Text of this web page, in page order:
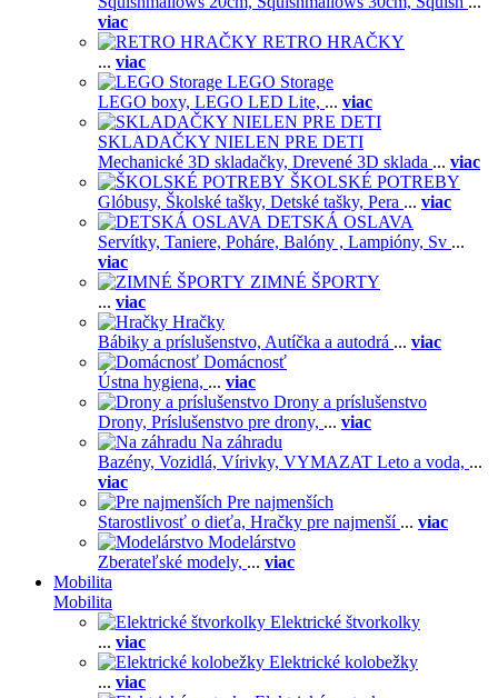
viac
RETRO HRAČKY
... viac
LEGO Storage
LEGO boxy, LEGO LED Lite, ... viac
SKLADAČKY NIELEN PRE DETI
Mechanické 3D skladačky, Drevené 3D sklada ... viac
ŠKOLSKÉ POTREBY
Glóbusy, Školské tašky, Detské tašky, Pera ... viac
DETSKÁ OSLAVA
Servítky, Taniere, Poháre, Balóny , Lampióny, Sv ...
viac
ZIMNÉ ŠPORTY
... viac
Hračky
Bábiky a príslušenstvo, Autíčka a autodrá ... viac
Domácnosť
Ústna hygiena, ... viac
Drony a príslušenstvo
Drony, Príslušenstvo pre drony, ... viac
Na záhradu
Bazény, Vozidlá, Vírivky, VYMAZAT Leto a voda, ...
viac
Pre najmenších
Starostlivosť o dieťa, Hračky pre najmenší ... viac
Modelárstvo
Zberateľské modely, ... viac
Mobilita
Mobilita
Elektrické štvorkolky
... viac
Elektrické kolobežky
... viac